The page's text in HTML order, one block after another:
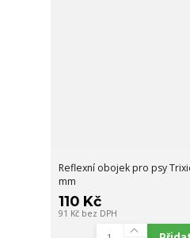
Reflexní obojek pro psy
mm
110 Kč
91 Kč bez DPH